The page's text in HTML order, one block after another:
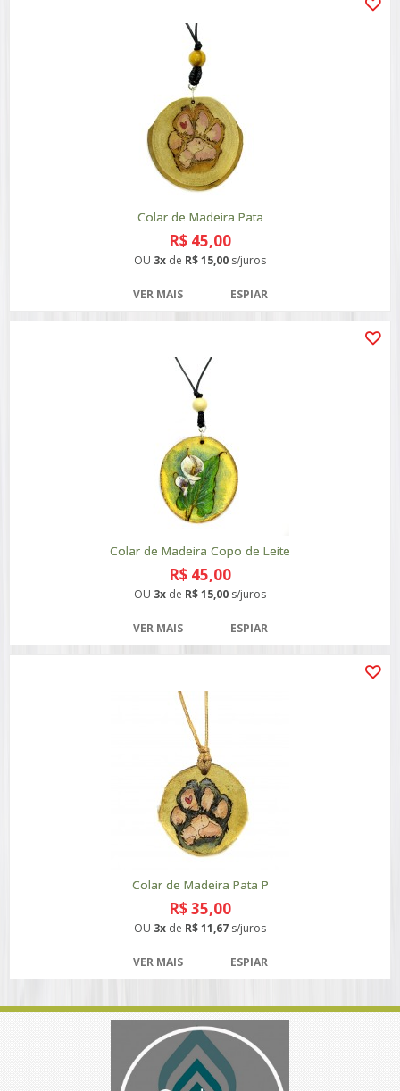
Colar de Madeira Pata
R$ 45,00
OU 3x de R$ 15,00 s/juros
VER MAIS ESPIAR
Colar de Madeira Copo de Leite
R$ 45,00
OU 3x de R$ 15,00 s/juros
VER MAIS ESPIAR
Colar de Madeira Pata P
R$ 35,00
OU 3x de R$ 11,67 s/juros
VER MAIS ESPIAR